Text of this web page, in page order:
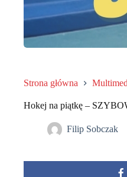
Strona główna
Hokej na piątkę –
Filip Sobczak